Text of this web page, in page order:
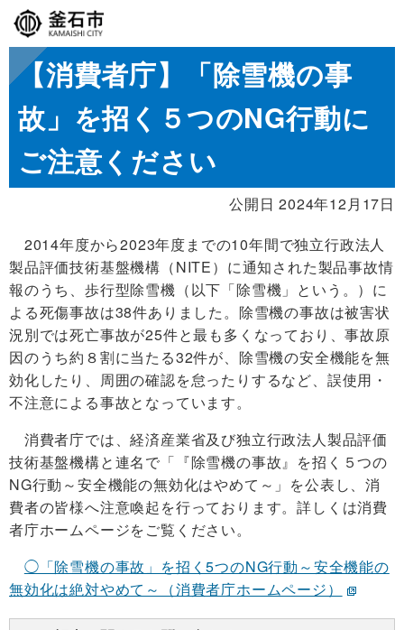
【消費者庁】「除雪機の事
故」を招く５つのNG行動に
ご注意ください
公開日 2024年12月17日
2014年度から2023年度までの10年間で独立行政法人
製品評価技術基盤機構（NITE）に通知された製品事故情
報のうち、歩行型除雪機（以下「除雪機」という。）に
よる死傷事故は38件ありました。除雪機の事故は被害状
況別では死亡事故が25件と最も多くなっており、事故原
因のうち約８割に当たる32件が、除雪機の安全機能を無
効化したり、周囲の確認を怠ったりするなど、誤使用・
不注意による事故となっています。
消費者庁では、経済産業省及び独立行政法人製品評価
技術基盤機構と連名で「『除雪機の事故』を招く５つの
NG行動～安全機能の無効化はやめて～」を公表し、消
費者の皆様へ注意喚起を行っております。詳しくは消費
者庁ホームページをご覧ください。
◯「除雪機の事故」を招く5つのNG行動～安全機能の
無効化は絶対やめて～（消費者庁ホームページ）